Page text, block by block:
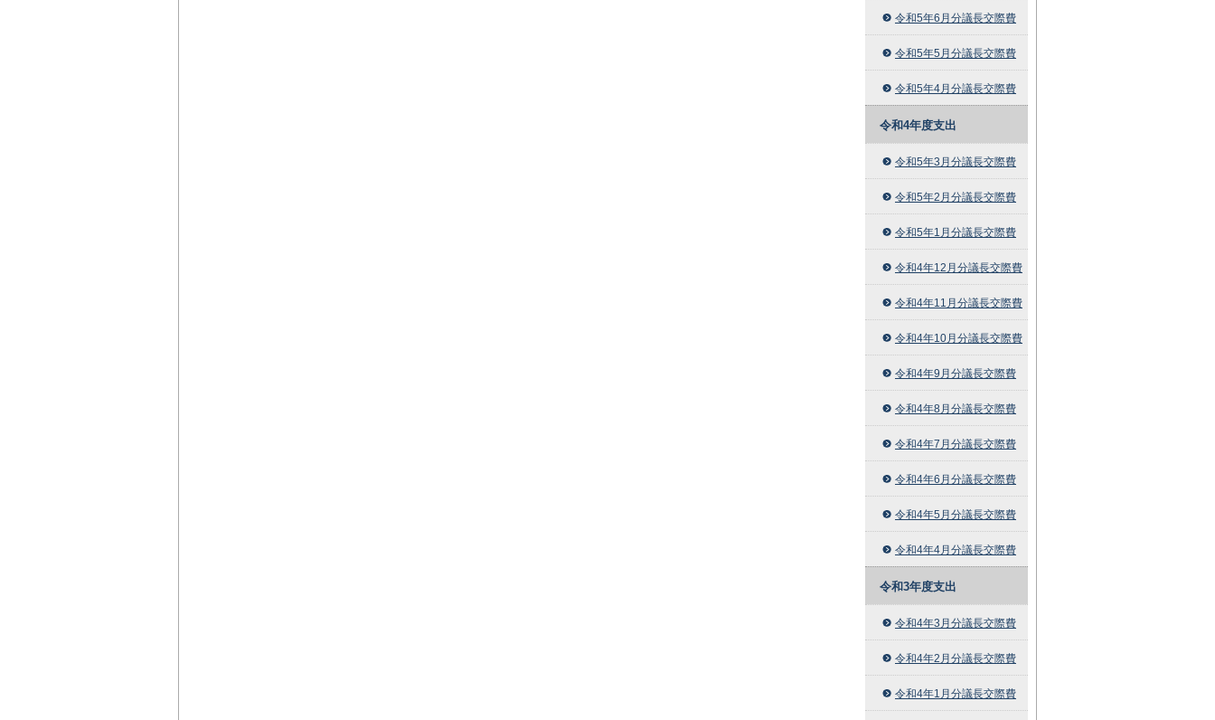
令和5年6月分議長交際費
令和5年5月分議長交際費
令和5年4月分議長交際費
令和4年度支出
令和5年3月分議長交際費
令和5年2月分議長交際費
令和5年1月分議長交際費
令和4年12月分議長交際費
令和4年11月分議長交際費
令和4年10月分議長交際費
令和4年9月分議長交際費
令和4年8月分議長交際費
令和4年7月分議長交際費
令和4年6月分議長交際費
令和4年5月分議長交際費
令和4年4月分議長交際費
令和3年度支出
令和4年3月分議長交際費
令和4年2月分議長交際費
令和4年1月分議長交際費